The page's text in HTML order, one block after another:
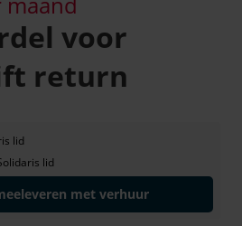
voor
return
lid
lid
met verhuur